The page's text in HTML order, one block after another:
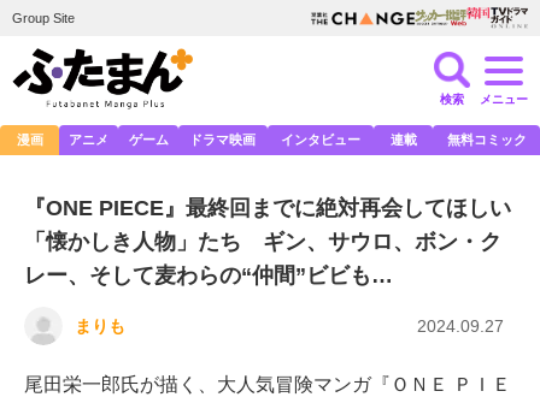
Group Site
検索 メニュー
漫画 アニメ ゲーム ドラマ映画 インタビュー 連載 無料コミック
『ONE PIECE』最終回までに絶対再会してほしい
「懐かしき人物」たち ギン、サウロ、ボン・ク
レー、そして麦わらの“仲間”ビビも…
まりも 2024.09.27
尾田栄一郎氏が描く、大人気冒険マンガ『ＯＮＥ ＰＩＥ